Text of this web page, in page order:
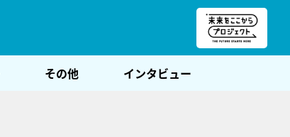
その他 インタビュー